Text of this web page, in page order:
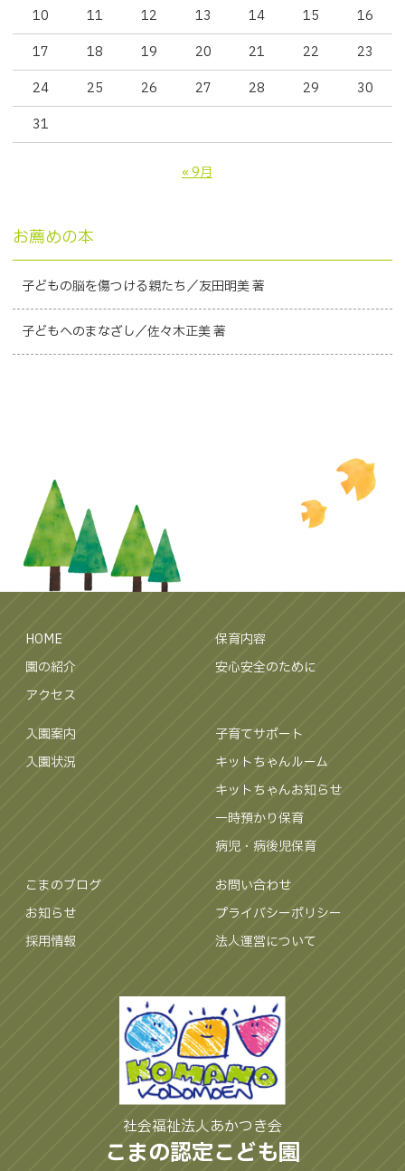
10
11 12 13 14 15
16
17
18 19 20 21 22
23
24
25 26 27 28 29
30
31
« 9月
お薦めの本
子どもの脳を傷つける親たち／友田明美 著
子どもへのまなざし／佐々木正美 著
HOME
園の紹介
アクセス
保育内容
安心安全のために
入園案内
入園状況
子育てサポート
キットちゃんルーム
キットちゃんお知らせ
一時預かり保育
病児・病後児保育
こまのブログ
お知らせ
採用情報
お問い合わせ
プライバシーポリシー
法人運営について
社会福祉法人あかつき会
こまの認定こども園